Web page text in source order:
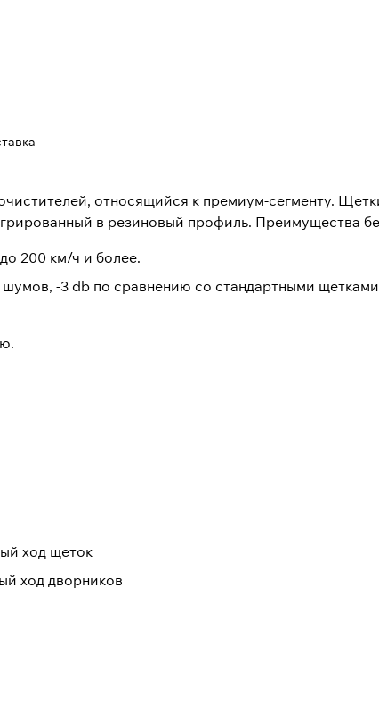
относящийся к премиум-сегменту.
в резиновый профиль. Преимущества
200 км/ч и более.
-3 db по сравнению со стандартными
ход щеток
ход дворников